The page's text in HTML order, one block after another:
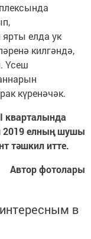
елда ук
килгәндә,
Үсеш
күренәчәк.
кварталында
2019 елның шушы
тәшкил итте.
Автор фотолары
в